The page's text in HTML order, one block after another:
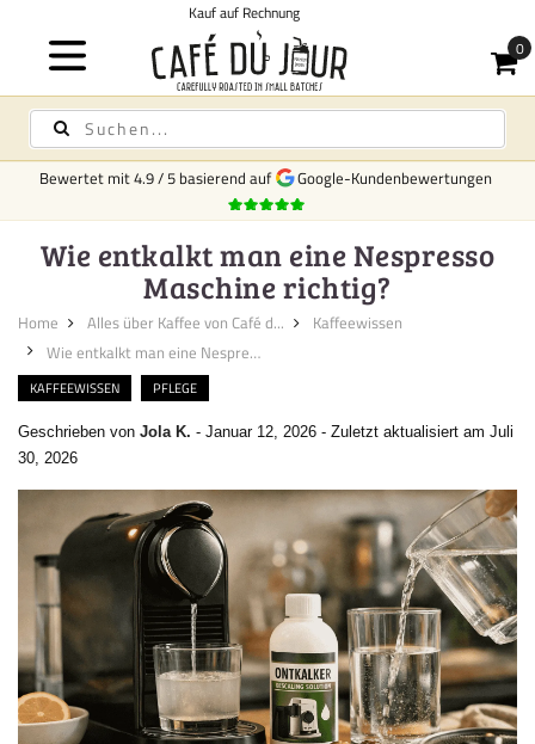
Kostenloser Versand
Bewertet mit4.9/5 basierend auf Google-Kundenbewertungen
Wie entkalkt man eine Nespresso
Maschine richtig?
Home Alles über Kaffee von Café d...
Kaffeewissen
Wie entkalkt man eine Nespress...
KAFFEEWISSEN PFLEGE
Geschrieben von Jola K. - Januar 12, 2026 - Zuletzt aktualisiert am Juli
30, 2026